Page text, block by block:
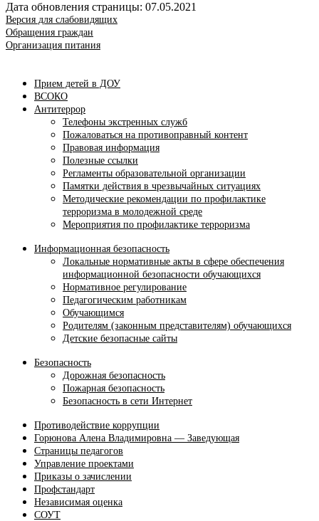
Дата обновления страницы: 07.05.2021
Версия для слабовидящих
Обращения граждан
Организация питания
Прием детей в ДОУ
ВСОКО
Антитеррор
Телефоны экстренных служб
Пожаловаться на противоправный контент
Правовая информация
Полезные ссылки
Регламенты образовательной организации
Памятки действия в чрезвычайных ситуациях
Методические рекомендации по профилактике
терроризма в молодежной среде
Мероприятия по профилактике терроризма
Информационная безопасность
Локальные нормативные акты в сфере обеспечения
информационной безопасности обучающихся
Нормативное регулирование
Педагогическим работникам
Обучающимся
Родителям (законным представителям) обучающихся
Детские безопасные сайты
Безопасность
Дорожная безопасность
Пожарная безопасность
Безопасность в сети Интернет
Противодействие коррупции
Горюнова Алена Владимировна — Заведующая
Страницы педагогов
Управление проектами
Приказы о зачислении
Профстандарт
Независимая оценка
СОУТ